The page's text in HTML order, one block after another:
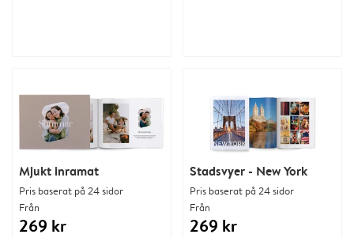
Mjukt inramat
Pris baserat på 24 sidor
Från
269 kr
Stadsvyer - New York
Pris baserat på 24 sidor
Från
269 kr